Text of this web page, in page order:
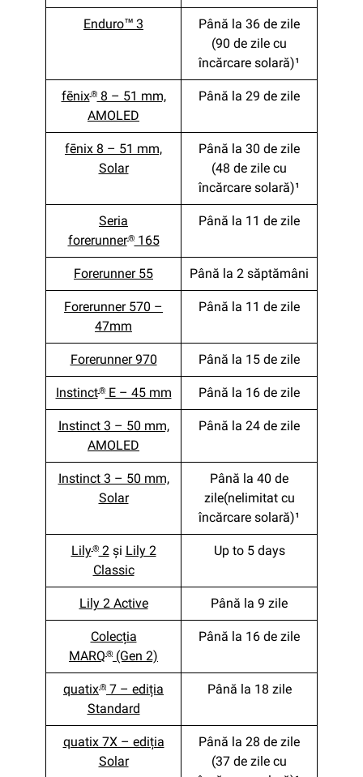
Enduro™ 3
Până la 36 de zile
(90 de zile cu
încărcare solară)¹
fēnix®8 – 51 mm,
AMOLED
Până la 29 de zile
fēnix 8 – 51 mm,
Solar
Până la 30 de zile
(48 de zile cu
încărcare solară)¹
Seria
forerunner®165
Până la 11 de zile
Forerunner 55 Până la 2 săptămâni
Forerunner 570 –
47mm
Până la 11 de zile
Forerunner 970 Până la 15 de zile
Instinct®E – 45 mm Până la 16 de zile
Instinct 3 – 50 mm,
AMOLED
Până la 24 de zile
Instinct 3 – 50 mm,
Solar
Până la 40 de
zile(nelimitat cu
încărcare solară)¹
Lily®2şi Lily 2
Classic
Up to 5 days
Lily 2 Active Până la 9 zile
Colecția
MARQ ® (Gen 2)
Până la 16 de zile
quatix® 7 – ediția
Standard
Până la 18 zile
quatix 7X – ediția
Solar
Până la 28 de zile
(37 de zile cu